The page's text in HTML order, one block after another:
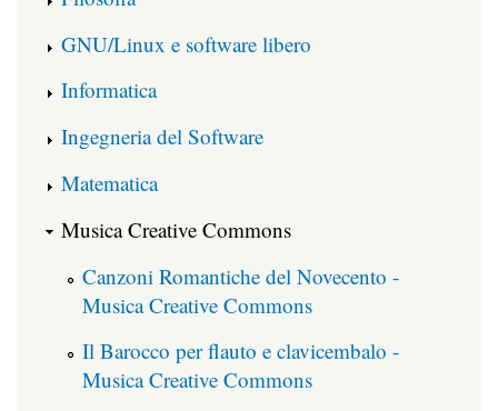
GNU/Linux e software libero
Informatica
Ingegneria del Software
Matematica
Musica Creative Commons
Canzoni Romantiche del Novecento -
Musica Creative Commons
Il Barocco per flauto e clavicembalo -
Musica Creative Commons